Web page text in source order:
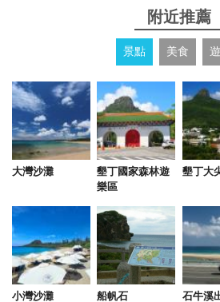
2025-08-10 14:09:43
地點很好，走路3分鐘就可以
景房，隔著窗戶就可以看到海
有待加強
2025-08-10 09:44:32
這次入住二館，整體環境乾淨
都很親切友善，還會幫忙提
鞋，重點還提供家人最喜歡的
貼心
附近推薦
景點 美食
大灣沙灘
墾丁國家森林遊
樂區
墾丁大
小灣沙灘 船帆石 石牛溪